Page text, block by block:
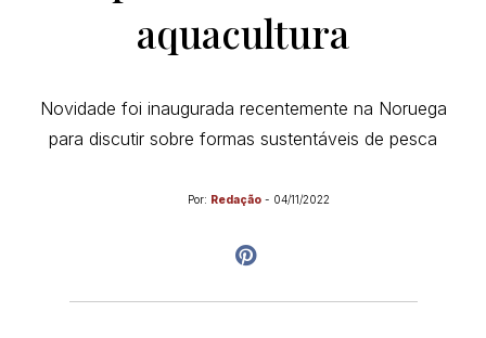
aquacultura
Novidade foi inaugurada recentemente na Noruega
para discutir sobre formas sustentáveis de pesca
Por: Redação - 04/11/2022